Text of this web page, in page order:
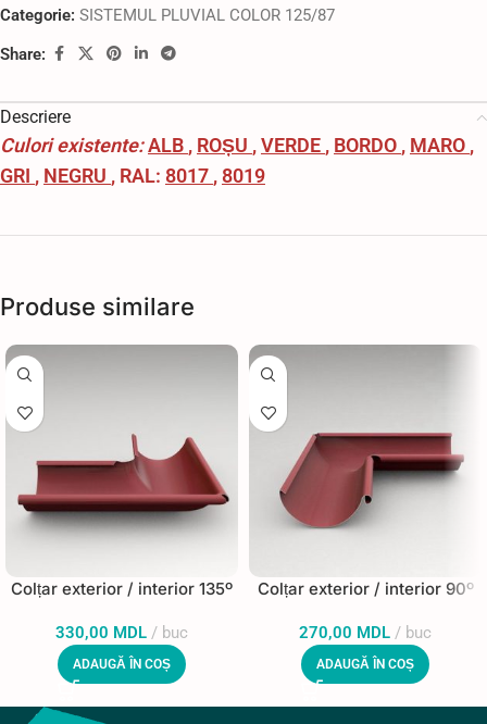
Categorie: SISTEMUL PLUVIAL COLOR 125/87
Share:
Descriere
Culori existente:ALB , ROȘU ,VERDE , BORDO , MARO ,
GRI , NEGRU , RAL: 8017 , 8019
Produse similare
Colțar exterior / interior 135º
330,00 MDL buc
ADAUGĂ ÎN COȘ
Colțar exterior / interior 90º
270,00 MDL buc
ADAUGĂ ÎN COȘ